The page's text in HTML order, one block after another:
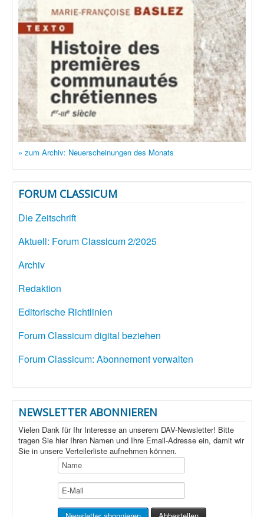
» zum Archiv: Neuerscheinungen des Monats
FORUM CLASSICUM
Die Zeitschrift
Aktuell: Forum Classicum 2/2025
Archiv
Redaktion
Editorische Richtlinien
Forum Classicum digital beziehen
Forum Classicum: Abonnement verwalten
NEWSLETTER ABONNIEREN
Vielen Dank für Ihr Interesse an unserem DAV-Newsletter! Bitte
tragen Sie hier Ihren Namen und Ihre Email-Adresse ein, damit wir
Sie in unsere Verteilerliste aufnehmen können.